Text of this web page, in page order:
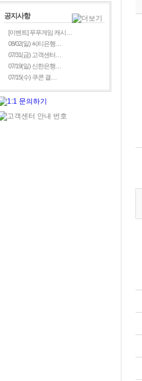
공지사항
[이벤트] 푸푸게임 캐시…
08/02(일) 씨티은행…
07/31(금) 고객센터…
07/19(일) 신한은행…
07/15(수) 쿠콘 결…